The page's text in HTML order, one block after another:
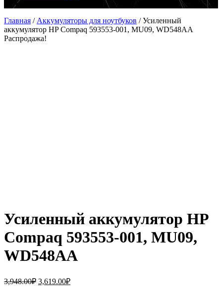
Главная / Аккумуляторы для ноутбуков /Усиленный
аккумулятор HP Compaq 593553-001, MU09, WD548AA
Распродажа!
Усиленный аккумулятор HP
Compaq 593553-001, MU09,
WD548AA
3,948.00₽ Первоначальная
3,619.00₽Текущая